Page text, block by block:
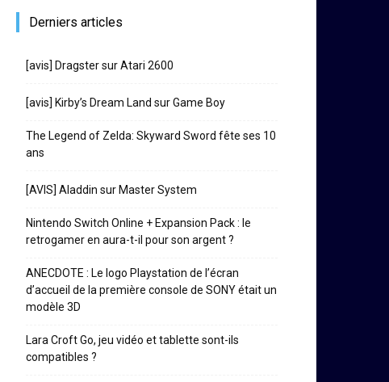
Derniers articles
[avis] Dragster sur Atari 2600
[avis] Kirby’s Dream Land sur Game Boy
The Legend of Zelda: Skyward Sword fête ses 10
ans
[AVIS] Aladdin sur Master System
Nintendo Switch Online + Expansion Pack : le
retrogamer en aura-t-il pour son argent ?
ANECDOTE : Le logo Playstation de l’écran
d’accueil de la première console de SONY était un
modèle 3D
Lara Croft Go, jeu vidéo et tablette sont-ils
compatibles ?